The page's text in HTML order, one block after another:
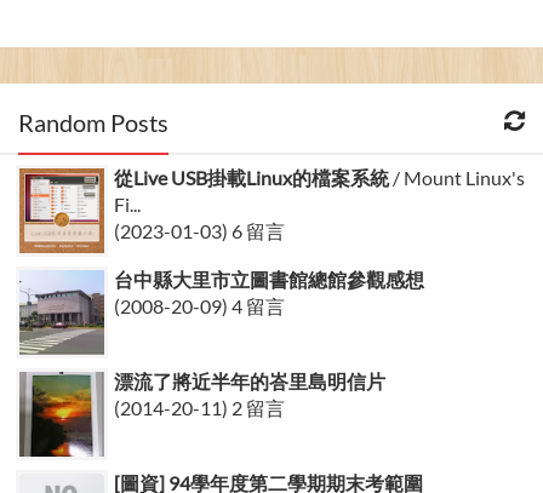
Random Posts
從Live USB掛載Linux的檔案系統/ Mount Linux's
Fi...
(2023-01-03) 6 留言
台中縣大里市立圖書館總館參觀感想
(2008-20-09) 4 留言
漂流了將近半年的峇里島明信片
(2014-20-11) 2 留言
[圖資] 94學年度第二學期期末考範圍